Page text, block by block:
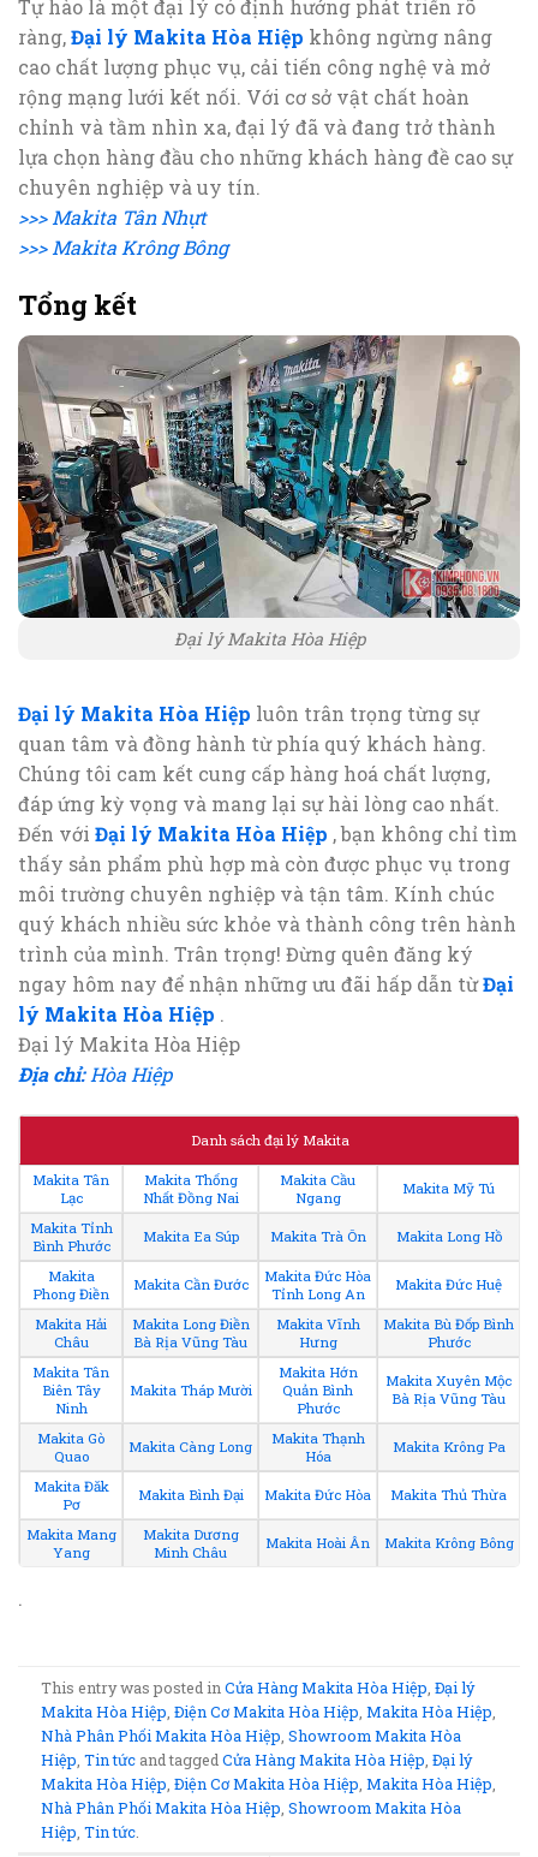
Tự hào là một đại lý có định hướng phát triển rõ
ràng,Đại lý Makita Hòa Hiệp không ngừng nâng
cao chất lượng phục vụ, cải tiến công nghệ và mở
rộng mạng lưới kết nối. Với cơ sở vật chất hoàn
chỉnh và tầm nhìn xa, đại lý đã và đang trở thành
lựa chọn hàng đầu cho những khách hàng đề cao sự
chuyên nghiệp và uy tín.
>>> Makita Tân Nhựt
>>> Makita Krông Bông
Tổng kết
Đại lý Makita Hòa Hiệp
Đại lý Makita Hòa Hiệp luôn trân trọng từng sự
quan tâm và đồng hành từ phía quý khách hàng.
Chúng tôi cam kết cung cấp hàng hoá chất lượng,
đáp ứng kỳ vọng và mang lại sự hài lòng cao nhất.
Đến với Đại lý Makita Hòa Hiệp , bạn không chỉ tìm
thấy sản phẩm phù hợp mà còn được phục vụ trong
môi trường chuyên nghiệp và tận tâm. Kính chúc
quý khách nhiều sức khỏe và thành công trên hành
trình của mình. Trân trọng! Đừng quên đăng ký
ngay hôm nay để nhận những ưu đãi hấp dẫn từĐại
lý Makita Hòa Hiệp .
Đại lý Makita Hòa Hiệp
Địa chỉ: Hòa Hiệp
Danh sách đại lý Makita
Makita Tân
Lạc
Makita Thống
Nhất Đồng Nai
Makita Cầu
Ngang
Makita Mỹ Tú
Makita Tỉnh
Bình Phước
Makita Ea Súp Makita Trà Ôn Makita Long Hồ
Makita
Phong Điền
Makita Cần Đước
Makita Đức Hòa
Tỉnh Long An
Makita Đức Huệ
Makita Hải
Châu
Makita Long Điền
Bà Rịa Vũng Tàu
Makita Vĩnh
Hưng
Makita Bù Đốp Bình
Phước
Makita Tân
Biên Tây
Ninh
Makita Tháp Mười
Makita Hớn
Quản Bình
Phước
Makita Xuyên Mộc
Bà Rịa Vũng Tàu
Makita Gò
Quao
Makita Càng Long
Makita Thạnh
Hóa
Makita Krông Pa
Makita Đăk
Pơ
Makita Bình Đại Makita Đức Hòa Makita Thủ Thừa
Makita Mang
Yang
Makita Dương
Minh Châu
Makita Hoài Ân Makita Krông Bông
.
This entry was posted inCửa Hàng Makita Hòa Hiệp ,Đại lý
Makita Hòa Hiệp ,Điện Cơ Makita Hòa Hiệp ,Makita Hòa Hiệp
Nhà Phân Phối Makita Hòa Hiệp ,Showroom Makita Hòa
Hiệp ,Tin tức and taggedCửa Hàng Makita Hòa Hiệp ,Đại lý
Makita Hòa Hiệp ,Điện Cơ Makita Hòa Hiệp ,Makita Hòa Hiệp
Nhà Phân Phối Makita Hòa Hiệp ,Showroom Makita Hòa
Hiệp ,Tin tức